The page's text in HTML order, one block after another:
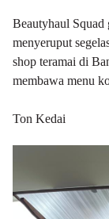
Beautyhaul
menyeruput
shop teramai di
membawa menu
Ton Kedai